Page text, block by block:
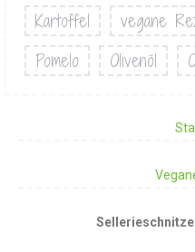
Kartoffel vegane
Pomelo
Olivenöl